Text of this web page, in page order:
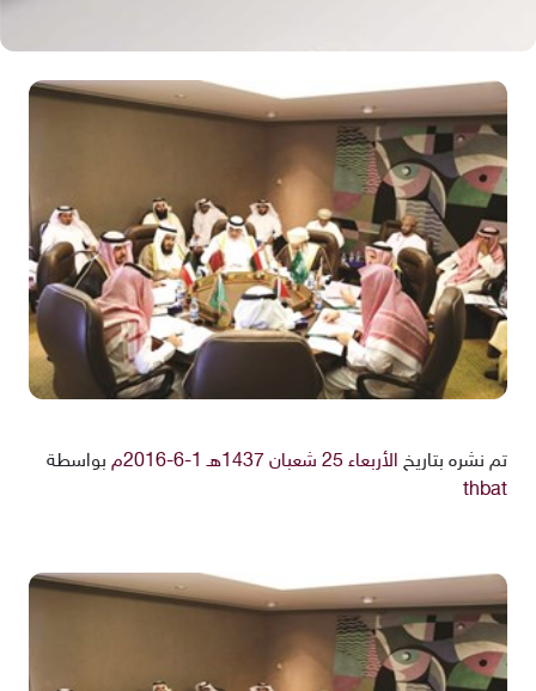
تم نشره بتاريخ الأربعاء 25 شعبان 1437هـ 1-6-2016م
بواسطة
thbat